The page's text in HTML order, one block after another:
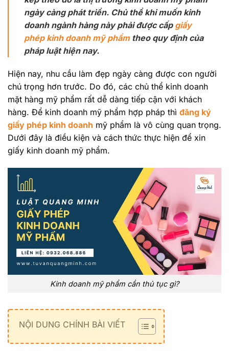
ngày càng phát triển. Chủ thể khi muốn kinh
doanh ngành hàng này phải được cấp giấy
phép kinh doanh mỹ phẩmtheo quy định của
pháp luật hiện nay.
Hiện nay, nhu cầu làm đẹp ngày càng được con người
chú trọng hơn trước. Do đó, các chủ thể kinh doanh
mặt hàng mỹ phẩm rất dễ dàng tiếp cận với khách
hàng. Để kinh doanh mỹ phẩm hợp pháp thì đăng ký
giấy phép kinh doanh mỹ phẩm là vô cùng quan trọng.
Dưới đây là điều kiện và cách thức thực hiện để xin
giấy kinh doanh mỹ phẩm.
Kinh doanh mỹ phẩm cần thủ tục gì?
NỘI DUNG CHÍNH BÀI VIẾT